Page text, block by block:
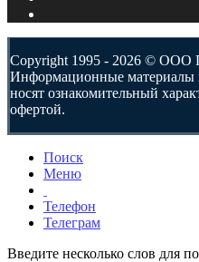
Copyright 1995 - 2026 © ООО
Информационные материалы
носят ознакомительный
офертой.
Поиск
Меню
Телефон
Телеграм
Введите несколько слов для